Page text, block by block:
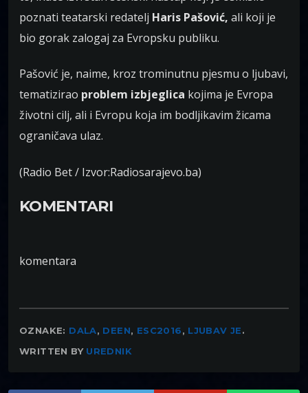
poznati teatarski redatelj Haris Pašović, ali koji je
bio gorak zalogaj za Evropsku publiku.
Pašović je, naime, kroz trominutnu pjesmu o ljubavi,
tematizirao problem izbjeglica kojima je Evropa
životni cilj, ali i Evropu koja im bodljikavim žicama
ograničava ulaz.
(Radio Bet / Izvor:Radiosarajevo.ba)
KOMENTARI
komentara
OZNAKE: DALA, DEEN, ESC2016, LJUBAV JE.
WRITTEN BY UREDNIK